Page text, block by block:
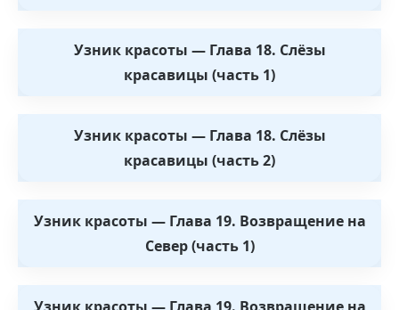
Узник красоты — Глава 18. Слёзы
красавицы (часть 1)
Узник красоты — Глава 18. Слёзы
красавицы (часть 2)
Узник красоты — Глава 19. Возвращение на
Север (часть 1)